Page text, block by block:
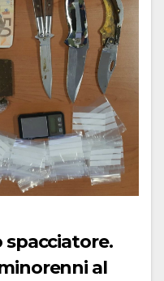
spacciatore.
al